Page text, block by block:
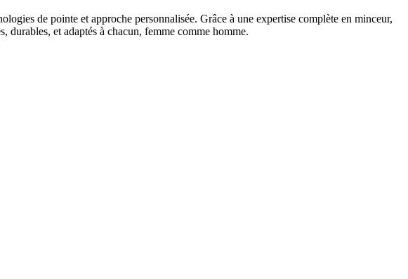
de pointe et approche personnalisée. Grâce à une expertise complète en minceur,
durables, et adaptés à chacun, femme comme homme.